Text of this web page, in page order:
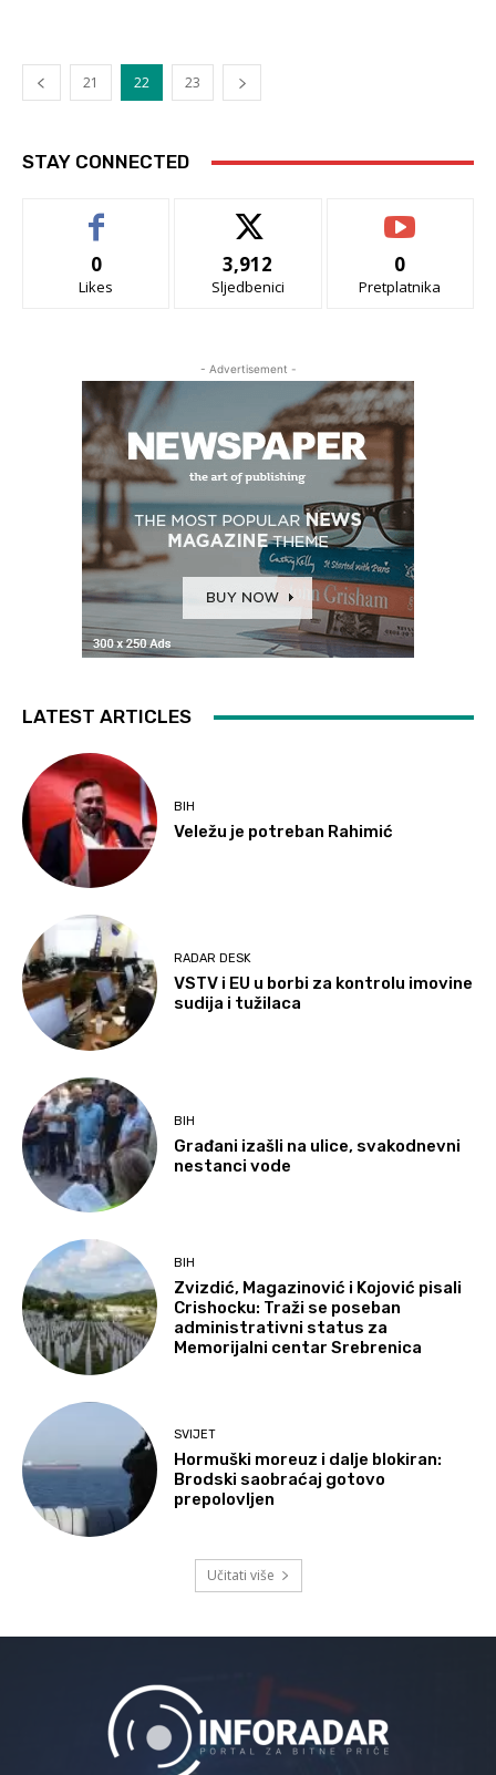
21 22 23
STAY CONNECTED
0
Likes
3,912
Sljedbenici
0
Pretplatnika
- Advertisement -
LATEST ARTICLES
BIH
Veležu je potreban Rahimić
RADAR DESK
VSTV i EU u borbi za kontrolu imovine
sudija i tužilaca
BIH
Građani izašli na ulice, svakodnevni
nestanci vode
BIH
Zvizdić, Magazinović i Kojović pisali
Crishocku: Traži se poseban
administrativni status za
Memorijalni centar Srebrenica
SVIJET
Hormuški moreuz i dalje blokiran:
Brodski saobraćaj gotovo
prepolovljen
Učitati više